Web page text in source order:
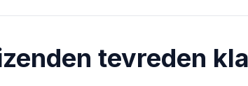
Als je een ander radiomodel hebt, moet je
de radio te lezen. Voorbeelden zijn
vinden.
Om te bevestigen, druk op toets 5.
tevreden